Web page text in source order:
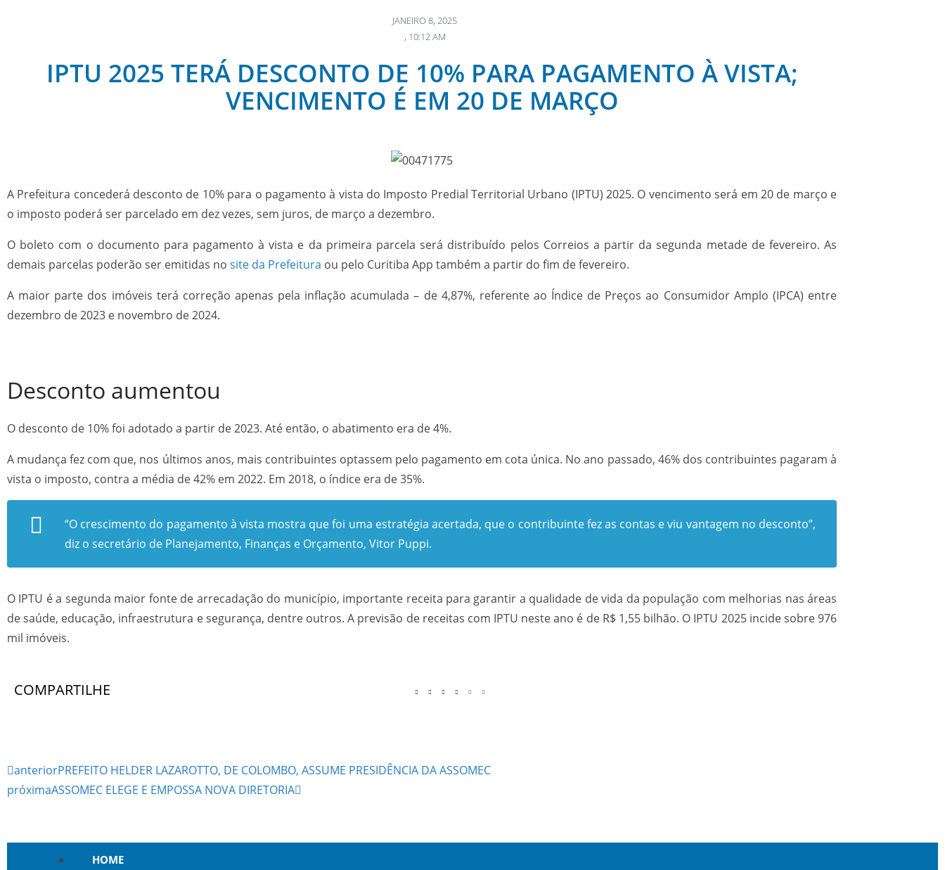
JANEIRO 8, 2025
, 10:12 AM
IPTU 2025 TERÁ DESCONTO DE 10% PARA PAGAMENTO À VISTA;
VENCIMENTO É EM 20 DE MARÇO
A Prefeitura concederá desconto de 10% para o pagamento à vista do Imposto Predial Territorial Urbano (IPTU) 2025. O vencimento será em 20 de março e
o imposto poderá ser parcelado em dez vezes, sem juros, de março a dezembro.
O boleto com o documento para pagamento à vista e da primeira parcela será distribuído pelos Correios a partir da segunda metade de fevereiro. As
demais parcelas poderão ser emitidas no site da Prefeitura ou pelo Curitiba App também a partir do fim de fevereiro.
A maior parte dos imóveis terá correção apenas pela inflação acumulada – de 4,87%, referente ao Índice de Preços ao Consumidor Amplo (IPCA) entre
dezembro de 2023 e novembro de 2024.
Desconto aumentou
O desconto de 10% foi adotado a partir de 2023. Até então, o abatimento era de 4%.
A mudança fez com que, nos últimos anos, mais contribuintes optassem pelo pagamento em cota única. No ano passado, 46% dos contribuintes pagaram à
vista o imposto, contra a média de 42% em 2022. Em 2018, o índice era de 35%.
“O crescimento do pagamento à vista mostra que foi uma estratégia acertada, que o contribuinte fez as contas e viu vantagem no desconto”,
diz o secretário de Planejamento, Finanças e Orçamento, Vitor Puppi.
O IPTU é a segunda maior fonte de arrecadação do município, importante receita para garantir a qualidade de vida da população com melhorias nas áreas
de saúde, educação, infraestrutura e segurança, dentre outros. A previsão de receitas com IPTU neste ano é de R$ 1,55 bilhão. O IPTU 2025 incide sobre 976
mil imóveis.
COMPARTILHE
anteriorPREFEITO HELDER LAZAROTTO, DE COLOMBO, ASSUME PRESIDÊNCIA DA ASSOMEC
próximaASSOMEC ELEGE E EMPOSSA NOVA DIRETORIA
HOME